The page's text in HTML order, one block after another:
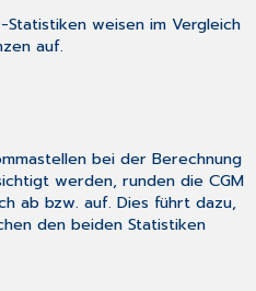
Statistiken weisen im Vergleich
auf.
bei der Berechnung
werden, runden die CGM
ab bzw. auf. Dies führt dazu,
den beiden Statistiken